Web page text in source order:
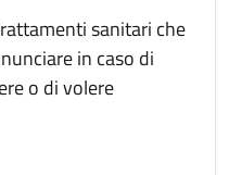
sanitari che
in caso di
o di volere